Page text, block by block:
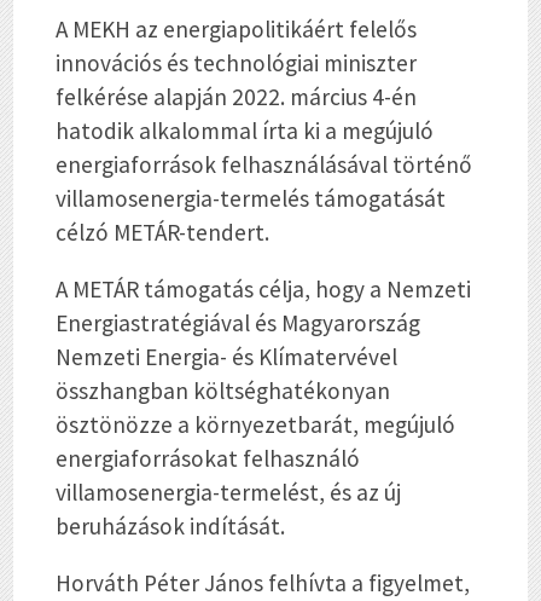
A MEKH az energiapolitikáért felelős
innovációs és technológiai miniszter
felkérése alapján 2022. március 4-én
hatodik alkalommal írta ki a megújuló
energiaforrások felhasználásával történő
villamosenergia-termelés támogatását
célzó METÁR-tendert.
A METÁR támogatás célja, hogy a Nemzeti
Energiastratégiával és Magyarország
Nemzeti Energia- és Klímatervével
összhangban költséghatékonyan
ösztönözze a környezetbarát, megújuló
energiaforrásokat felhasználó
villamosenergia-termelést, és az új
beruházások indítását.
Horváth Péter János felhívta a figyelmet,